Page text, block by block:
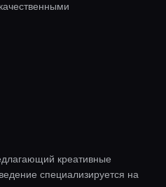
креативные
специализируется на